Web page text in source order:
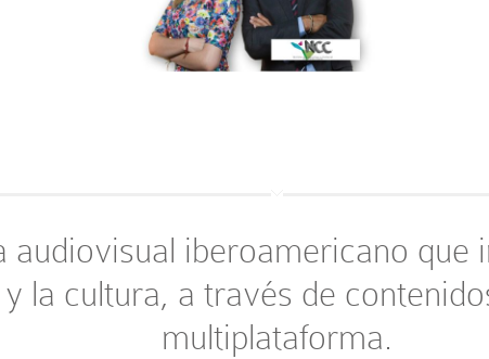
audiovisual iberoamericano que
la cultura, a través de
multiplataforma.